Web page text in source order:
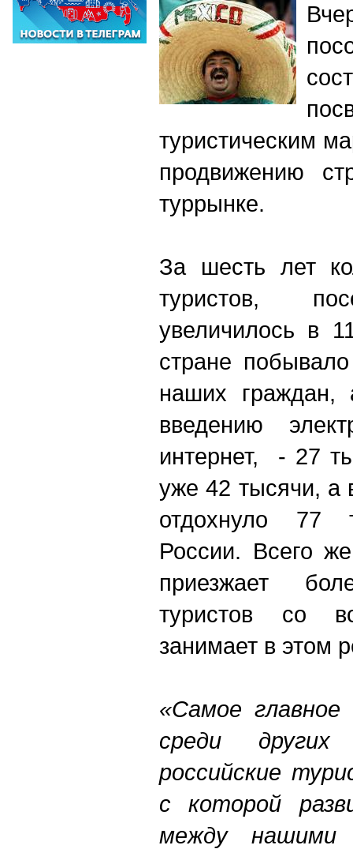
туристическим
продвижению
туррынке.
За шесть лет
туристов,
увеличилось в
стране
наших граждан,
введению
интернет, - 27
уже 42 тысячи, а
отдохнуло 77
России. Всего
приезжает
туристов со
занимает в этом
«Самое
среди
российские
с которой
между